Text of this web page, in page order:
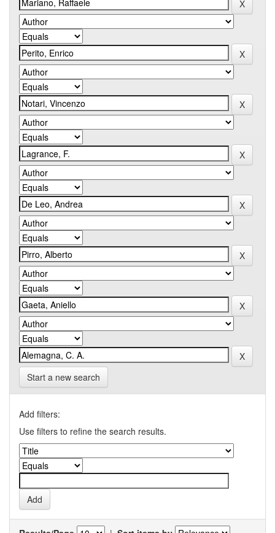
Start a new search
Add filters:
Use filters to refine the search results.